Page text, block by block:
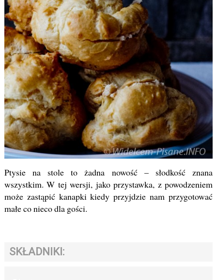
Ptysie na stole to żadna nowość – słodkość znana
wszystkim. W tej wersji, jako przystawka, z powodzeniem
może zastąpić kanapki kiedy przyjdzie nam przygotować
małe co nieco dla gości.
SKŁADNIKI: